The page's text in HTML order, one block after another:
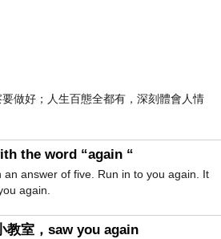
做好；人生百態全都有，深刻體會人情
the word “again “
an answer of five. Run in to you again. It
again.
教室，saw you again